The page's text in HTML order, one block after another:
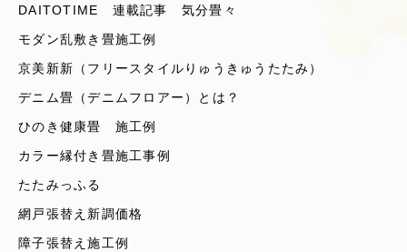
DAITOTIME 連載記事 気分畳々
モダン乱敷き畳施工例
京美新新（フリースタイルりゅうきゅうたたみ）
デニム畳（デニムフロアー）とは？
ひのき健康畳 施工例
カラー縁付き畳施工事例
たたみっふる
網戸張替え新調価格
障子張替え施工例